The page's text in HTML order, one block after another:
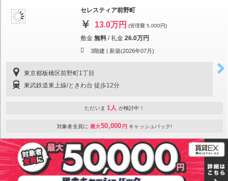
セレスティア前野町
13.0万円 (管理費 5,000円)
敷金 無料 /礼金 26.0万円
3階建 | 新築(2026年07月)
東京都板橋区前野町1丁目
東武鉄道東上線/ときわ台 徒歩12分
ただいま 1人 が検討中！
対象者全員に 最大50,000 円 キャッシュバック!